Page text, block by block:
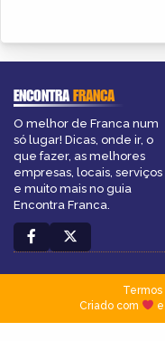
ENCONTRAFRANCA
O melhor de Franca num
só lugar! Dicas, onde ir, o
que fazer, as melhores
empresas, locais, serviços
e muito mais no guia
Encontra Franca.
Termos|
Criado com
e